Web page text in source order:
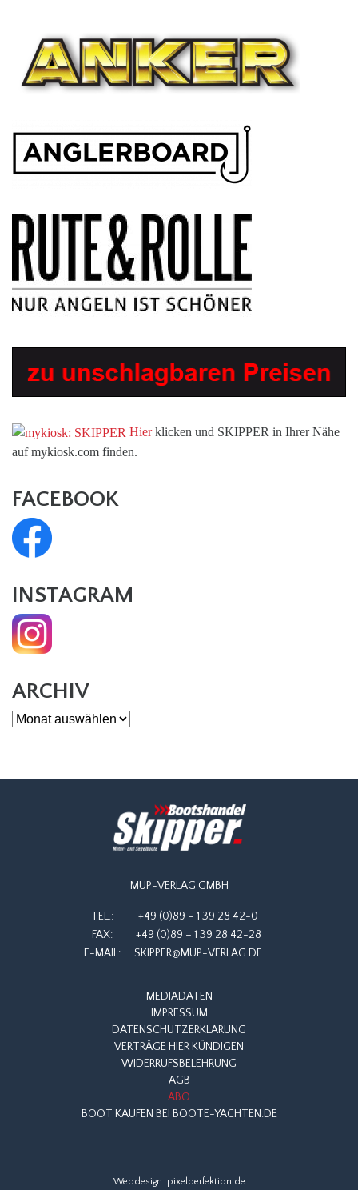
Hierklicken und SKIPPER in Ihrer Nähe
auf mykiosk.com finden.
FACEBOOK
INSTAGRAM
ARCHIV
Archiv
MUP-VERLAG GMBH
TEL.:
+49 (0)89 – 1 39 28 42-0
FAX:
+49 (0)89 – 1 39 28 42-28
E-MAIL:
SKIPPER@MUP-VERLAG.DE
MEDIADATEN
IMPRESSUM
DATENSCHUTZERKLÄRUNG
VERTRÄGE HIER KÜNDIGEN
WIDERRUFSBELEHRUNG
AGB
ABO
BOOT KAUFEN BEI BOOTE-YACHTEN.DE
Webdesign: pixelperfektion.de